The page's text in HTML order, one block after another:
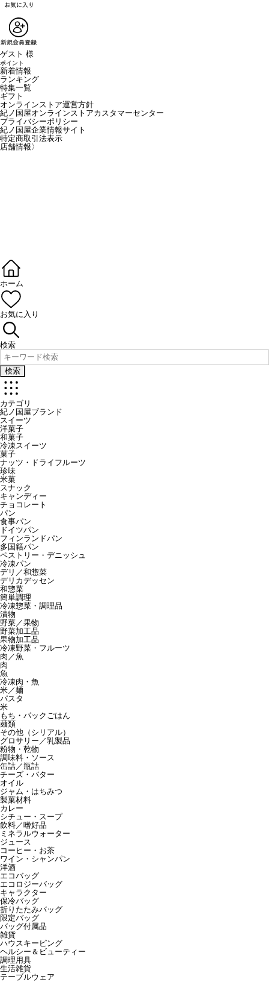
ゲスト 様
ポイント
新着情報
ランキング
特集一覧
ギフト
オンラインストア運営方針
紀ノ国屋オンラインストアカスタマーセンター
プライバシーポリシー
紀ノ国屋企業情報サイト
特定商取引法表示
店舗情報 〉
ホーム
お気に入り
検索
検索
カテゴリ
紀ノ国屋ブランド
スイーツ
洋菓子
和菓子
冷凍スイーツ
菓子
ナッツ・ドライフルーツ
珍味
米菓
スナック
キャンディー
チョコレート
パン
食事パン
ドイツパン
フィンランドパン
多国籍パン
ペストリー・デニッシュ
冷凍パン
デリ／和惣菜
デリカデッセン
和惣菜
簡単調理
冷凍惣菜・調理品
漬物
野菜／果物
野菜加工品
果物加工品
冷凍野菜・フルーツ
肉／魚
肉
魚
冷凍肉・魚
米／麺
パスタ
米
もち・パックごはん
麺類
その他（シリアル）
グロサリー／乳製品
粉物・乾物
調味料・ソース
缶詰／瓶詰
チーズ・バター
オイル
ジャム・はちみつ
製菓材料
カレー
シチュー・スープ
飲料／嗜好品
ミネラルウォーター
ジュース
コーヒー・お茶
ワイン・シャンパン
洋酒
エコバッグ
エコロジーバッグ
キャラクター
保冷バッグ
折りたたみバッグ
限定バッグ
バッグ付属品
雑貨
ハウスキーピング
ヘルシー＆ビューティー
調理用具
生活雑貨
テーブルウェア